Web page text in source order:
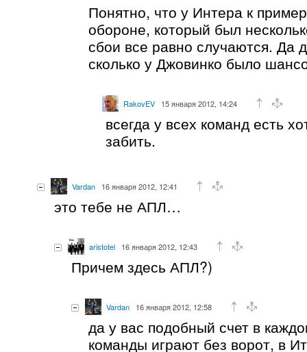
Понятно, что у Интера к
обороне, который был
сбои все равно случаются. Да
сколько у Джовинко было
RakovEV 15 января 2012, 14:24
всегда у всех команд есть
забить.
Vardan 16 января 2012, 12:41
это тебе не АПЛ…
aristotel 16 января 2012, 12:43
Причем здесь АПЛ?)
Vardan 16 января 2012, 12:58
да у вас подобный счет в
команды играют без ворот, в